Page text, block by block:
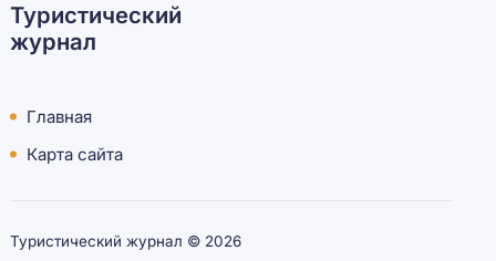
Туристический
журнал
Главная
Карта сайта
Туристический журнал © 2026